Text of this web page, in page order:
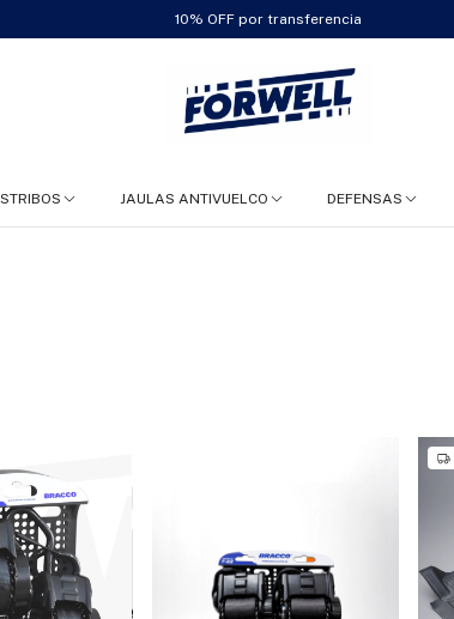
10% OFF por transferencia
JAULAS ANTIVUELCO DEFENSAS